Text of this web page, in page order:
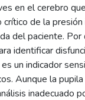
en el cerebro
de la
del paciente. Por
identificar
un indicador
Aunque la
inadecuado